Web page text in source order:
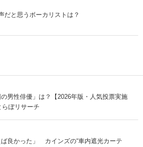
だと思うボーカリストは？
男性俳優」は？【2026年版・人気投票実施
ぼリサーチ
ば良かった」 カインズの“車内遮光カーテ